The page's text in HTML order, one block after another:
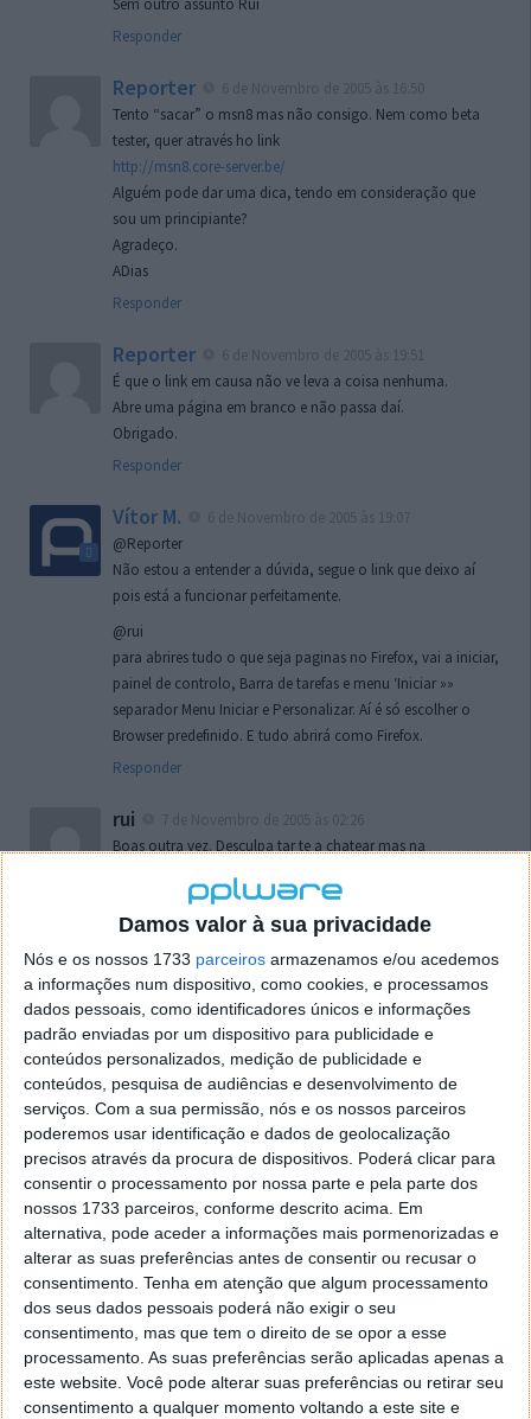
Damos valor à sua privacidade
Nós e os nossos 1733 parceiros armazenamos e/ou acedemos
a informações num dispositivo, como cookies, e processamos
dados pessoais, como identificadores únicos e informações
padrão enviadas por um dispositivo para publicidade e
conteúdos personalizados, medição de publicidade e
conteúdos, pesquisa de audiências e desenvolvimento de
serviços. Com a sua permissão, nós e os nossos parceiros
poderemos usar identificação e dados de geolocalização
precisos através da procura de dispositivos. Poderá clicar para
consentir o processamento por nossa parte e pela parte dos
nossos 1733 parceiros, conforme descrito acima. Em
alternativa, pode aceder a informações mais pormenorizadas e
alterar as suas preferências antes de consentir ou recusar o
consentimento. Tenha em atenção que algum processamento
dos seus dados pessoais poderá não exigir o seu
consentimento, mas que tem o direito de se opor a esse
processamento. As suas preferências serão aplicadas apenas a
este website. Você pode alterar suas preferências ou retirar seu
consentimento a qualquer momento voltando a este site e
Sem outro assunto Rui
Responder
Reporter
Tento “sacar” o msn8 mas não consigo. Nem como beta
tester, quer através ho link
http://msn8.core-server.be/
Alguém pode dar uma dica, tendo em consideração que
sou um principiante?
Agradeço.
ADias
Responder
Reporter
É que o link em causa não ve leva a coisa nenhuma.
Abre uma página em branco e não passa daí.
Obrigado.
Responder
Vítor M.
@Reporter
Não estou a entender a dúvida, segue o link que deixo aí
pois está a funcionar perfeitamente.
@rui
para abrires tudo o que seja paginas no Firefox, vai a iniciar,
painel de controlo, Barra de tarefas e menu ‘Iniciar »»
separador Menu Iniciar e Personalizar. Aí é só escolher o
Browser predefinido. E tudo abrirá como Firefox.
Responder
rui
Boas outra vez. Desculpa tar te a chatear mas na
o firefox como browser predefenido
de control tudo e nada. Tou a comecar a desesperar, ate ja
tentei apagar o explorer na tentativa de forçar o uso do
firefox mas em vao. Kaso te lembres de outra dica fico
agradecido, caso contrario obrigado a mesma
Responder
Vítor M.
7 de Novembro de 2005 às 01:39
@Reporter
Desculpa mas o link funciona. Seja como for segue por mail
o MSn Messenger 8.
Responder
Vítor M.
7 de Novembro de 2005 às 11:21
@Rui
Tens de encontrar o que te falei. Faz da seguinte maneira,
janela iniciar e no topo dessa janela com o botão direito do
rato faz propriedades. Depois no separador Menu ‘Iniciar’
clica no botão ‘Personalizar’ aí encontrarás no separador
geral a opção para escolheres o Browser com que queres